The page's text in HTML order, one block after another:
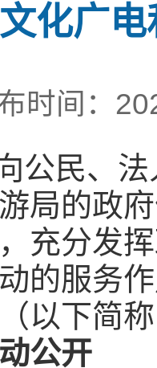
化广
时间：
公民、
局的政
充分发
的服务
以下简
公开